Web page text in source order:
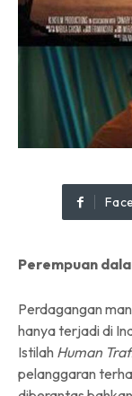
Perempuan
Perdagangan
hanya terjadi di
Istilah Human
pelanggaran